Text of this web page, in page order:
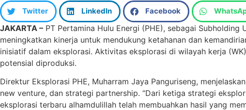
Twitter LinkedIn Facebook
JAKARTA – PT Pertamina Hulu Energi (PHE), sebagai
meningkatkan kinerja untuk mendukung ketahanan dan
inisiatif dalam eksplorasi. Aktivitas eksplorasi di wilayah kerja
potensial diproduksi.
Direktur Eksplorasi PHE, Muharram Jaya Panguriseng,
new venture, dan strategi partnership. “Dari ketiga strategi
eksplorasi terbaru alhamdulillah telah membuahkan hasil yang